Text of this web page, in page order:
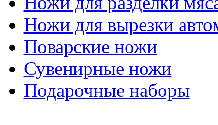
Ножи для вырезки
Поварские ножи
Сувенирные ножи
Подарочные наборы